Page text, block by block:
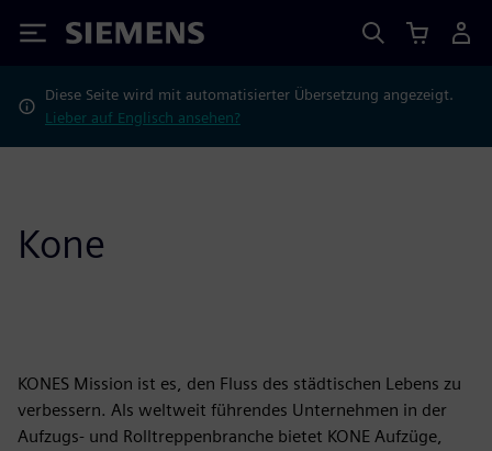
Siemens
Diese Seite wird mit automatisierter Übersetzung angezeigt.
Lieber auf Englisch ansehen?
Kone
KONES Mission ist es, den Fluss des städtischen Lebens zu
verbessern. Als weltweit führendes Unternehmen in der
Aufzugs- und Rolltreppenbranche bietet KONE Aufzüge,